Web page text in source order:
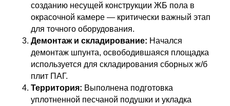
созданию несущей конструкции ЖБ пола в
окрасочной камере — критически важный этап
для точного оборудования.
Демонтаж и складирование: Начался
демонтаж шпунта, освободившаяся площадка
используется для складирования сборных ж/б
плит ПАГ.
Территория: Выполнена подготовка
уплотненной песчаной подушки и укладка